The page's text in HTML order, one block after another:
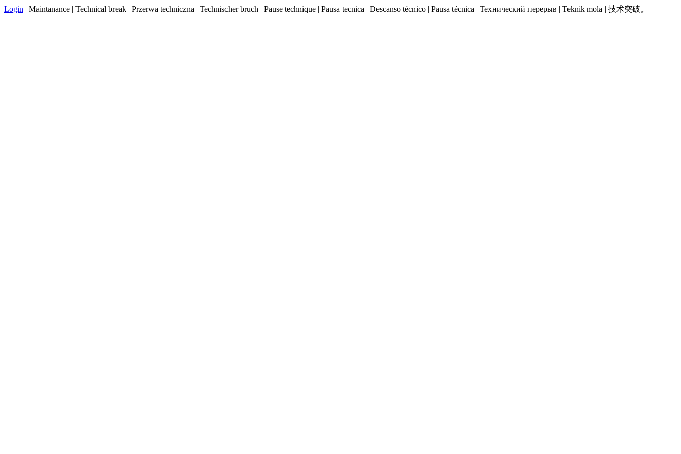
Login | Maintanance | Technical break | Przerwa techniczna | Technischer bruch | Pause technique | Pausa tecnica | Descanso técnico | Pausa técnica | Технический перерыв | Teknik mola | 技术突破。